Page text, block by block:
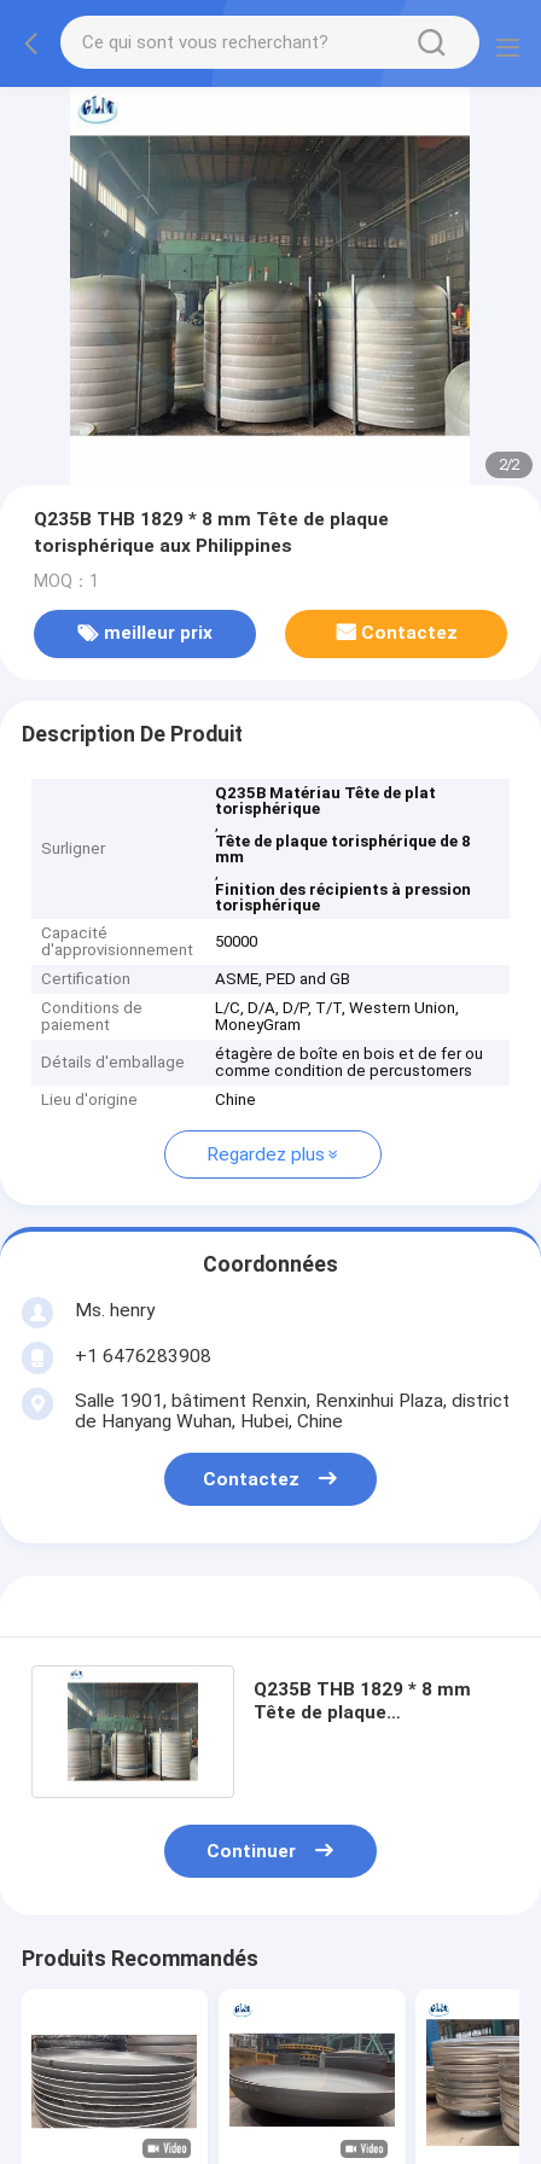
2/2
Q235B THB 1829 * 8 mm Tête de plaque
torisphérique aux Philippines
MOQ：1
meilleur prix Contactez
Description De Produit
Surligner
Q235B Matériau Tête de plat
torisphérique
,
Tête de plaque torisphérique de 8
mm
,
Finition des récipients à pression
torisphérique
Capacité
d'approvisionnement
50000
Certification
ASME, PED and GB
Conditions de
paiement
L/C, D/A, D/P, T/T, Western Union,
MoneyGram
Détails d'emballage
étagère de boîte en bois et de fer ou
comme condition de percustomers
Lieu d'origine
Chine
Regardez plus
Coordonnées
Ms. henry
+1 6476283908
Salle 1901, bâtiment Renxin, Renxinhui Plaza, district
de Hanyang Wuhan, Hubei, Chine
Contactez
Q235B THB 1829 * 8 mm
Tête de plaque
Continuer
Produits Recommandés